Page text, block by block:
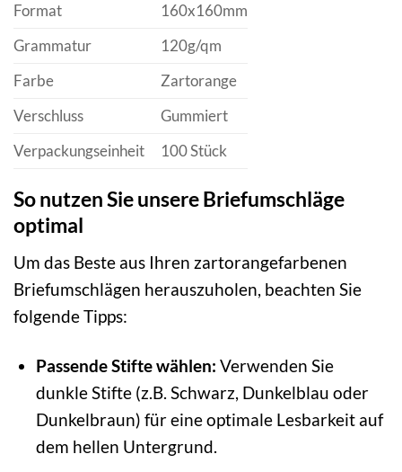
Format
160x160mm
Grammatur
120g/qm
Farbe
Zartorange
Verschluss
Gummiert
Verpackungseinheit
100 Stück
So nutzen Sie unsere Briefumschläge
optimal
Um das Beste aus Ihren zartorangefarbenen
Briefumschlägen herauszuholen, beachten Sie
folgende Tipps:
Passende Stifte wählen: Verwenden Sie
dunkle Stifte (z.B. Schwarz, Dunkelblau oder
Dunkelbraun) für eine optimale Lesbarkeit auf
dem hellen Untergrund.